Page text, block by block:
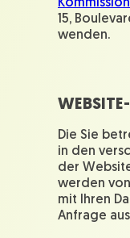
15,
wenden.
Die Sie
in den
der
werden
mit Ihren
Anfrage